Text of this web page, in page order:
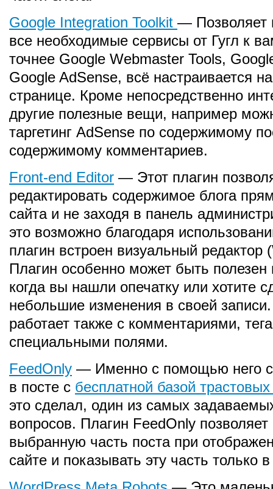
Google Integration Toolkit — Позволяет
все необходимые сервисы от Гугл к
точнее Google Webmaster Tools,
Google AdSense, всё настраивается
странице. Кроме непосредственно
другие полезные вещи, например
таргетинг AdSense по содержимому
содержимому комментариев.
Front-end Editor — Этот плагин
редактировать содержимое блога
сайта и не заходя в панель
это возможно благодаря
плагин встроен визуальный редактор
Плагин особенно может быть полезен
когда вы нашли опечатку или хотите
небольшие изменения в своей
работает также с комментариями,
специальными полями.
FeedOnly — Именно с помощью него
в посте с бесплатной базой
это сделал, один из самых
вопросов. Плагин FeedOnly позволяет
выбранную часть поста при
сайте и показывать эту часть только